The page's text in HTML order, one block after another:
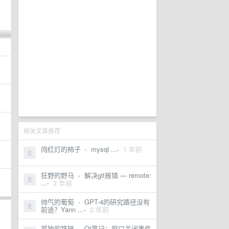
相关文章推荐
闯红灯的柿子 · mysql ...· 1 年前
·
狂野的野马 · 解决git报错 — remote:
...· 2 年前 ·
帅气的葡萄 · GPT-4的研究路径没有
前途？Yann ...· 2 年前 ·